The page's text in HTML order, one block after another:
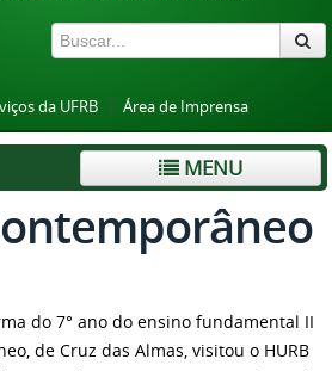
da UFRB Área de Imprensa
MENU
do 7° ano do ensino fundamental II
de Cruz das Almas, visitou o HURB